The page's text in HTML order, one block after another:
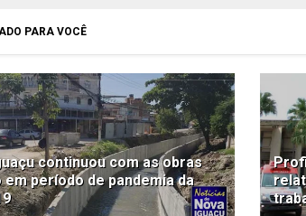
PARA VOCÊ
continuou com as obras
em período de pandemia da